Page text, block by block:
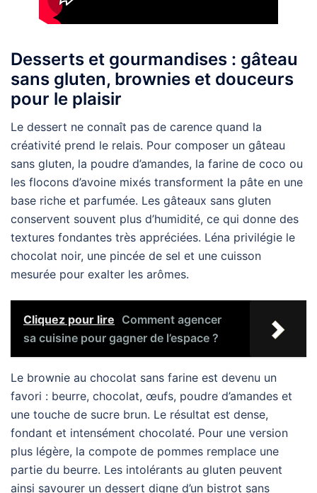
Desserts et gourmandises : gâteau
sans gluten, brownies et douceurs
pour le plaisir
Le dessert ne connaît pas de carence quand la
créativité prend le relais. Pour composer un gâteau
sans gluten, la poudre d’amandes, la farine de coco ou
les flocons d’avoine mixés transforment la pâte en une
base riche et parfumée. Les gâteaux sans gluten
conservent souvent plus d’humidité, ce qui donne des
textures fondantes très appréciées. Léna privilégie le
chocolat noir, une pincée de sel et une cuisson
mesurée pour exalter les arômes.
Cliquez pour lire Comment agencer
sa cuisine pour gagner de l’espace ?
Le brownie au chocolat sans farine est devenu un
favori : beurre, chocolat, œufs, poudre d’amandes et
une touche de sucre brun. Le résultat est dense,
fondant et intensément chocolaté. Pour une version
plus légère, la compote de pommes remplace une
partie du beurre. Les intolérants au gluten peuvent
ainsi savourer un dessert digne d’un bistrot sans